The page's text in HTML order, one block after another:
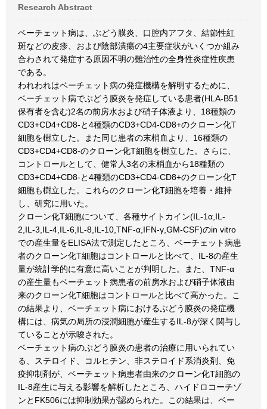
Research Abstract
ベーチェット病は、ぶどう膜炎、口腔内アフタ、結節性紅
斑などの皮疹、および陰部潰瘍の4主要症状がいくつか組み
合わされて発症する原因不明の難治性の全身性炎症性疾患
である。
われわれはベーチェット病の発症機構を解明するために、
ベーチェット病でぶどう膜炎を発症している患者(HLA-B51
保有者を含む)2名の前房水および硝子体液より、18種類の
CD3+CD4+CD8-と4種類のCD3+CD4-CD8+のクローン化T
細胞を樹立した。また同じ患者の末梢血より、16種類の
CD3+CD4+CD8-のクローン化T細胞を樹立した。さらに、
コントロールとして、健常人3名の末梢血から18種類の
CD3+CD4+CD8-と4種類のCD3+CD4-CD8+のクローン化T
細胞も樹立した。これらのクローン化T細胞を培養・維持
し、研究に用いた。
クローン化T細胞について、各種サイトカイン(IL-1α,IL-
2,IL-3,IL-4,IL-6,IL-8,IL-10,TNF-α,IFN-γ,GM-CSF)のin vitro
での産生量をELISA法で測定したところ、ベーチェット病患
者のクローン化T細胞はコントロールと比べて、IL-8の産生
量が統計学的に有意に高いことが判明した。また、TNF-α
の産生量もベーチェット病患者の前房水および硝子体液由
来のクローン化T細胞はコントロールと比べて高かった。こ
の結果より、ベーチェット病におけるぶどう膜炎の発症機
構には、病気の局所の浸潤細胞が産生するIL-8が深く関与し
ていることが示唆された。
ベーチェット病のぶどう膜炎の患者の治療に用いられてい
る、ステロイド、コルヒチン、非ステロイド系消炎剤、免
疫抑制剤が、ベーチェット病患者由来のクローン化T細胞の
IL-8産生に与える影響を解析したところ、ハイドロコーチゾ
ンとFK506には抑制効果が認められた。この結果は、ベー